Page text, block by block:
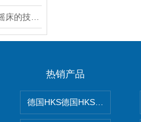
热销产品
德国HKS德国HKS液压旋转摆